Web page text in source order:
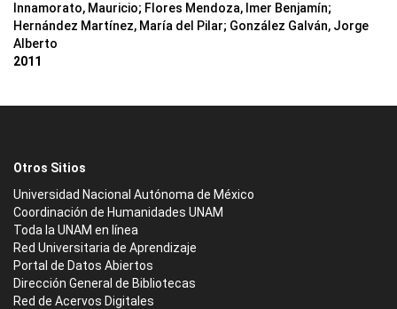
Innamorato, Mauricio; Flores Mendoza, Imer Benjamín;
Hernández Martínez, María del Pilar; González Galván, Jorge
Alberto
2011
Otros Sitios
Universidad Nacional Autónoma de México
Coordinación de Humanidades UNAM
Toda la UNAM en línea
Red Universitaria de Aprendizaje
Portal de Datos Abiertos
Dirección General de Bibliotecas
Red de Acervos Digitales